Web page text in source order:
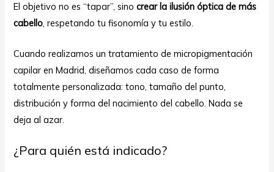
El objetivo no es “tapar”, sinocrear la ilusión óptica de más
cabello, respetando tu fisonomía y tu estilo.
Cuando realizamos un tratamiento de micropigmentación
capilar en Madrid, diseñamos cada caso de forma
totalmente personalizada: tono, tamaño del punto,
distribución y forma del nacimiento del cabello. Nada se
deja al azar.
¿Para quién está indicado?